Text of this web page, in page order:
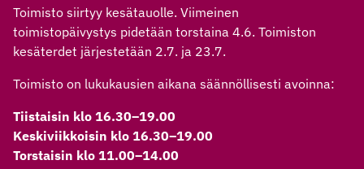
Toimisto siirtyy kesätauolle. Viimeinen
toimistopäivystys pidetään torstaina 4.6. Toimiston
kesäterdet järjestetään 2.7. ja 23.7.
Toimisto on lukukausien aikana säännöllisesti avoinna:
Tiistaisin klo 16.30–19.00
Keskiviikkoisin klo 16.30–19.00
Torstaisin klo 11.00–14.00